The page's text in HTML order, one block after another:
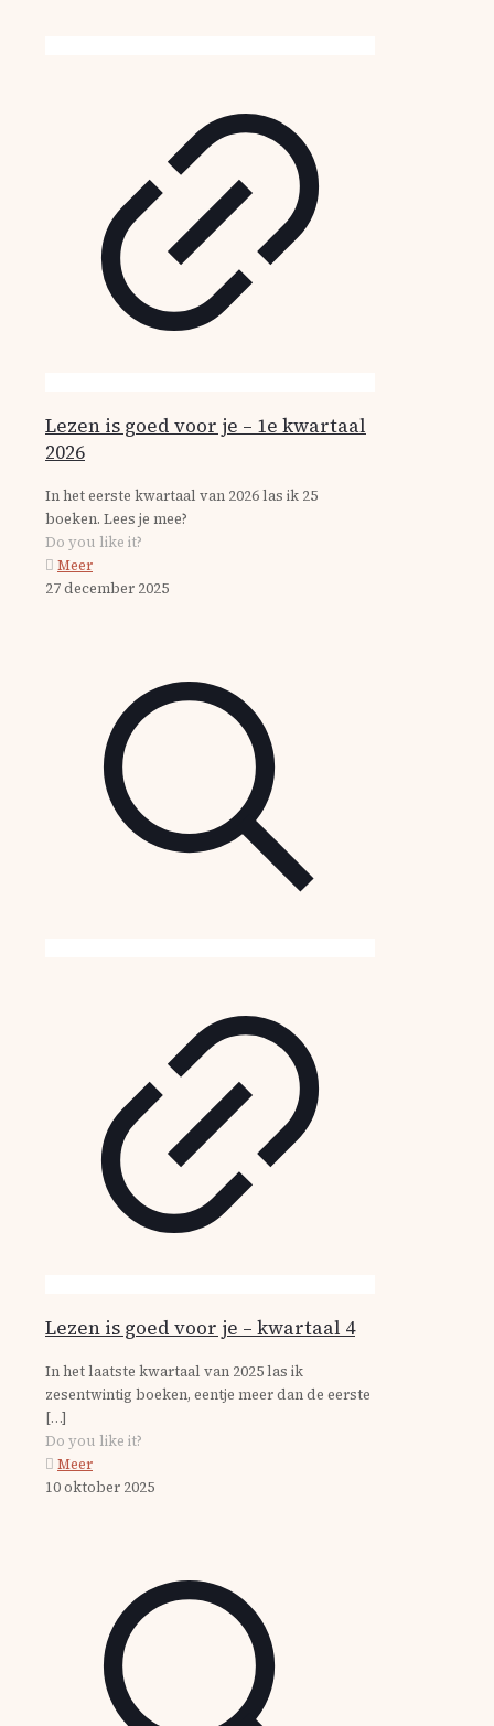
Lezen is goed voor je – 1e kwartaal
2026
In het eerste kwartaal van 2026 las ik 25
boeken. Lees je mee?
Do you like it?
Meer
27 december 2025
Lezen is goed voor je – kwartaal 4
In het laatste kwartaal van 2025 las ik
zesentwintig boeken, eentje meer dan de eerste
[…]
Do you like it?
Meer
10 oktober 2025